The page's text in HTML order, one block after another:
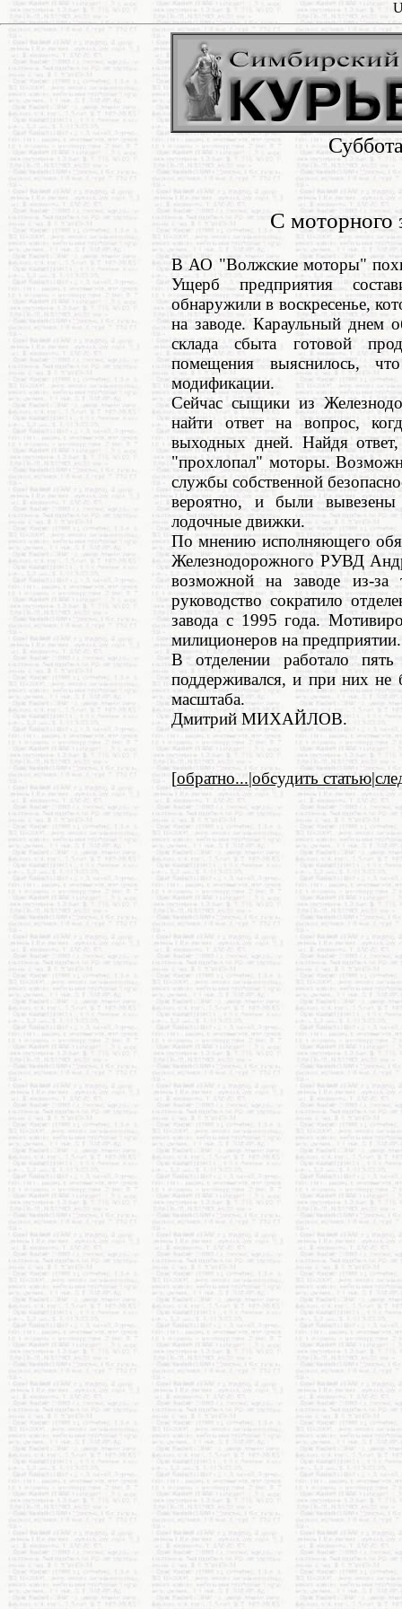
С моторного
В АО "Волжские моторы"
Ущерб предприятия
обнаружили в воскресенье,
на заводе. Караульный днем
склада сбыта готовой
помещения выяснилось,
модификации.
Сейчас сыщики из
найти ответ на вопрос,
выходных дней. Найдя ответ,
"прохлопал" моторы.
службы собственной
вероятно, и были
лодочные движки.
По мнению исполняющего
Железнодорожного РУВД
возможной на заводе из-
руководство сократило
завода с 1995 года.
милиционеров на предприятии.
В отделении работало
поддерживался, и при них не
масштаба.
Дмитрий МИХАЙЛОВ.
[обратно...|обсудить статью|